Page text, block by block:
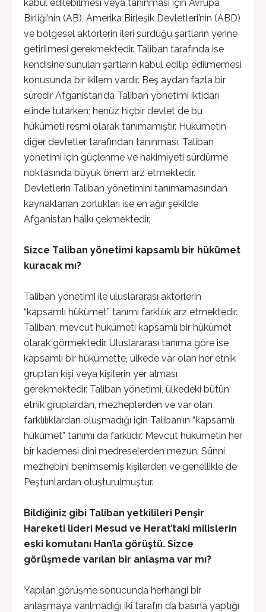
kabul edilebilmesi veya tanınması için Avrupa
Birliği’nin (AB), Amerika Birleşik Devletleri’nin (ABD)
ve bölgesel aktörlerin ileri sürdüğü şartların yerine
getirilmesi gerekmektedir. Taliban tarafında ise
kendisine sunulan şartların kabul edilip edilmemesi
konusunda bir ikilem vardır. Beş aydan fazla bir
süredir Afganistan’da Taliban yönetimi iktidarı
elinde tutarken; henüz hiçbir devlet de bu
hükümeti resmi olarak tanımamıştır. Hükümetin
diğer devletler tarafından tanınması, Taliban
yönetimi için güçlenme ve hakimiyeti sürdürme
noktasında büyük önem arz etmektedir.
Devletlerin Taliban yönetimini tanımamasından
kaynaklanan zorlukları ise en ağır şekilde
Afganistan halkı çekmektedir.
Sizce Taliban yönetimi kapsamlı bir hükümet
kuracak mı?
Taliban yönetimi ile uluslararası aktörlerin
“kapsamlı hükümet” tanımı farklılık arz etmektedir.
Taliban, mevcut hükümeti kapsamlı bir hükümet
olarak görmektedir. Uluslararası tanıma göre ise
kapsamlı bir hükümette, ülkede var olan her etnik
gruptan kişi veya kişilerin yer alması
gerekmektedir. Taliban yönetimi, ülkedeki bütün
etnik gruplardan, mezheplerden ve var olan
farklılıklardan oluşmadığı için Taliban’ın “kapsamlı
hükümet” tanımı da farklıdır. Mevcut hükümetin her
bir kademesi dini medreselerden mezun, Sünni
mezhebini benimsemiş kişilerden ve genellikle de
Peştunlardan oluşturulmuştur.
Bildiğiniz gibi Taliban yetkilileri Penşir
Hareketi lideri Mesud ve Herat’taki milislerin
eski komutanı Han’la görüştü. Sizce
görüşmede varılan bir anlaşma var mı?
Yapılan görüşme sonucunda herhangi bir
anlaşmaya varılmadığı iki tarafın da basına yaptığı